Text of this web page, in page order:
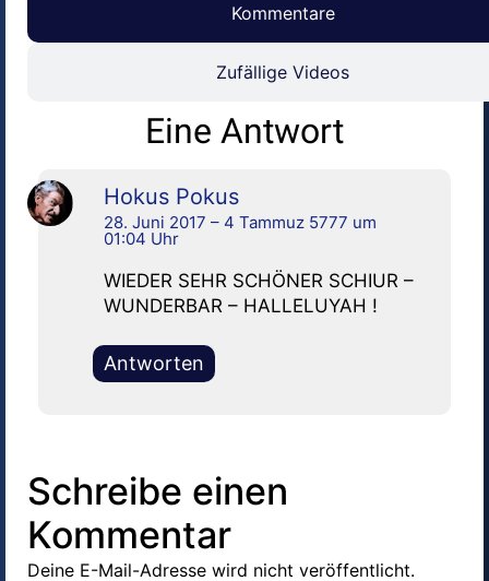
Kommentare
Zufällige Videos
Eine Antwort
Hokus Pokus
28. Juni 2017 – 4 Tammuz 5777 um
01:04 Uhr
WIEDER SEHR SCHÖNER SCHIUR –
WUNDERBAR – HALLELUYAH !
Antworten
Schreibe einen
Kommentar
Deine E-Mail-Adresse wird nicht veröffentlicht.